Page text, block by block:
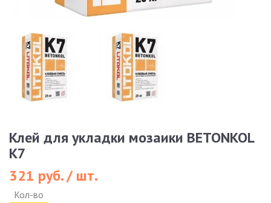
Клей для укладки мозаики BETONKOL
K7
321 руб. / шт.
Кол-во